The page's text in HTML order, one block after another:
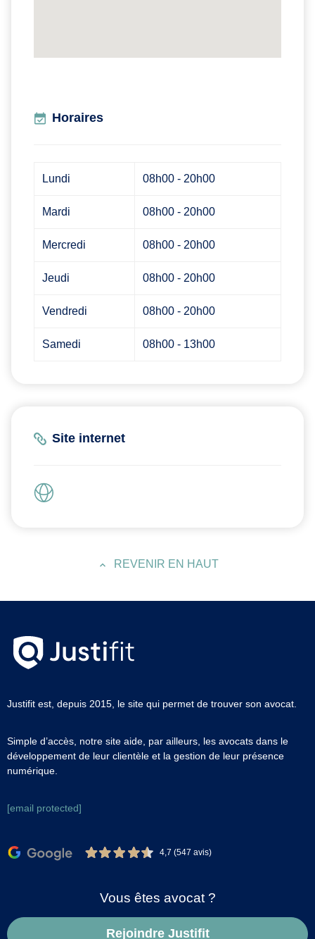
Horaires
Lundi 08h00 - 20h00
Mardi 08h00 - 20h00
Mercredi 08h00 - 20h00
Jeudi 08h00 - 20h00
Vendredi 08h00 - 20h00
Samedi 08h00 - 13h00
Site internet
REVENIR EN HAUT
Justifit est, depuis 2015, le site qui permet de trouver son avocat.
Simple d’accès, notre site aide, par ailleurs, les avocats dans le
développement de leur clientèle et la gestion de leur présence
numérique.
[email protected]
4,7 (547 avis)
Vous êtes avocat ?
Rejoindre Justifit